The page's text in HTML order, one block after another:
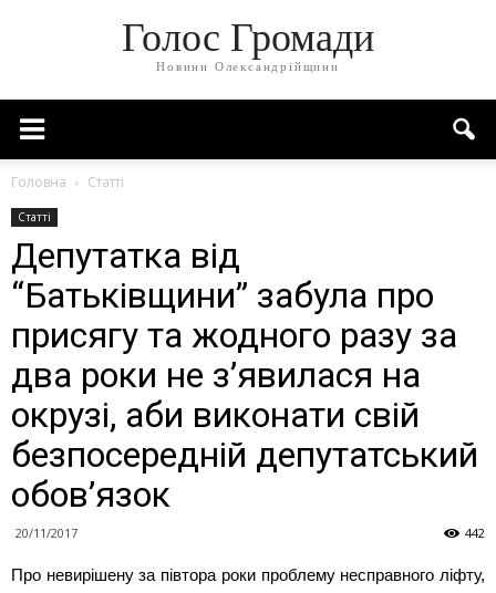
Голос Громади
Новини Олександрійщини
Головна Статті
Статті
Депутатка від
“Батьківщини” забула про
присягу та жодного разу за
два роки не з’явилася на
окрузі, аби виконати свій
безпосередній депутатський
обов’язок
20/11/2017 442
Про невирішену за півтора роки проблему несправного ліфту,